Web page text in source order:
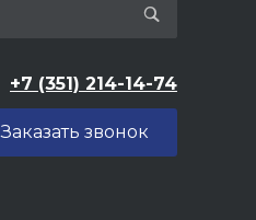
+7 (351) 214-14-74
Заказать звонок